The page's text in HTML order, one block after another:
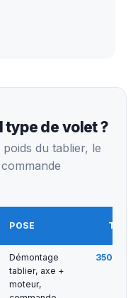
type de volet ?
du tablier, le
POSE
Démontage
tablier, axe +
moteur,
350 € —